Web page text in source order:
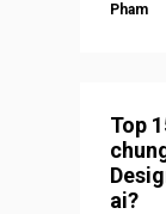
Pham
Top
ai?